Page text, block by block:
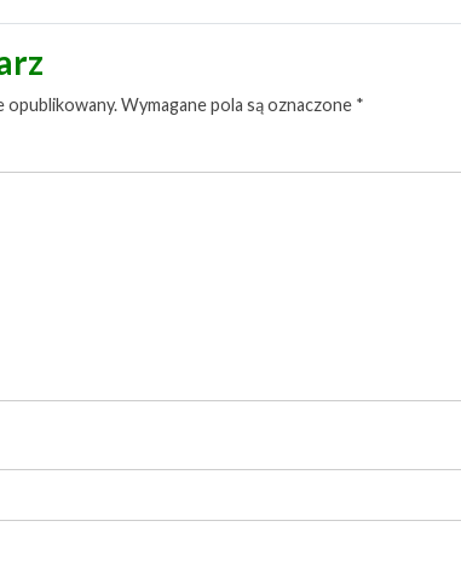
opublikowany.Wymagane pola są oznaczone *